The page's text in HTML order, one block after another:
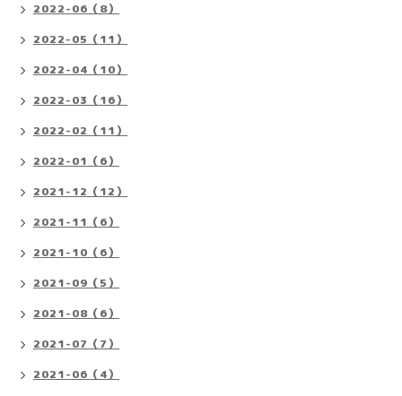
2022-06（8）
2022-05（11）
2022-04（10）
2022-03（16）
2022-02（11）
2022-01（6）
2021-12（12）
2021-11（6）
2021-10（6）
2021-09（5）
2021-08（6）
2021-07（7）
2021-06（4）